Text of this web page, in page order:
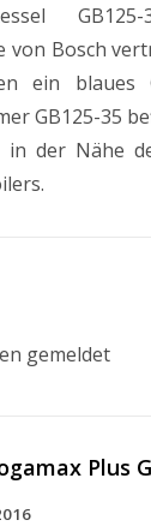
von Bosch
ein blaues
GB125-35
in der Nähe
gemeldet
Plus